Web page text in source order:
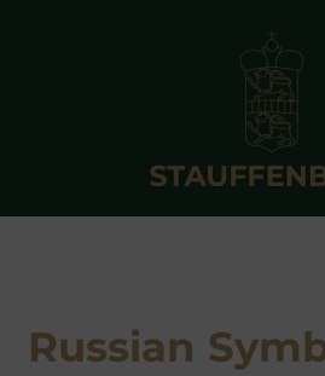
Russian